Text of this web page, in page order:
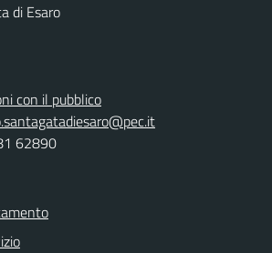
di Esaro
con il pubblico
62890